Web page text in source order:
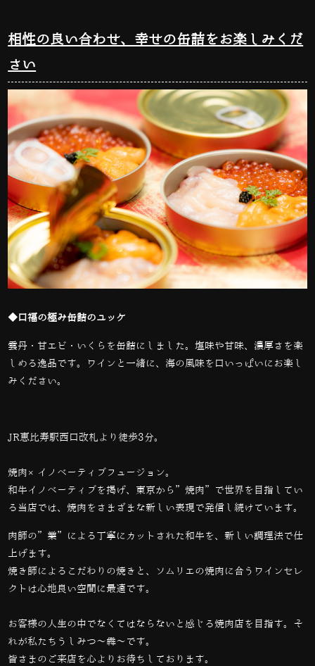
相性の良い合わせ、幸せの缶詰をお楽しみくだ
さい
◆口福の極み缶詰のユッケ
雲丹・甘エビ・いくらを缶詰にしました。塩味や甘味、濃厚さを楽
しめる逸品です。ワインと一緒に、海の風味を口いっぱいにお楽し
みください。
JR恵比寿駅西口改札より徒歩3分。
焼肉×イノベーティブフュージョン。
和牛イノベーティブを掲げ、東京から”焼肉”で世界を目指してい
る当店では、焼肉をさまざまな新しい表現で発信し続けています。
肉師の”業”による丁寧にカットされた和牛を、新しい調理法で仕
上げます。
焼き師によるこだわりの焼きと、ソムリエの焼肉に合うワインセレ
クトは心地良い空間に最適です。
お客様の人生の中でなくてはならないと感じる焼肉店を目指す。そ
れが私たちうしみつ～犇～です。
皆さまのご来店を心よりお待ちしております。